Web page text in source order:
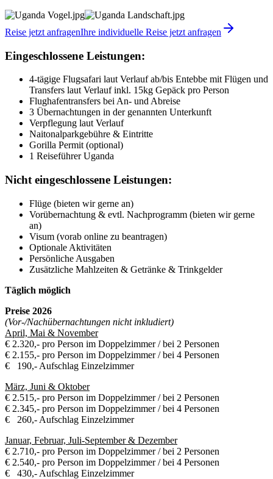
Reise jetzt anfragenIhre individuelle Reise jetzt anfragen
Eingeschlossene Leistungen:
4-tägige Flugsafari laut Verlauf ab/bis Entebbe mit Flügen und
Transfers laut Verlauf inkl. 15kg Gepäck pro Person
Flughafentransfers bei An- und Abreise
3 Übernachtungen in der genannten Unterkunft
Verpflegung laut Verlauf
Naitonalparkgebühre & Eintritte
Gorilla Permit (optional)
1 Reiseführer Uganda
Nicht eingeschlossene Leistungen:
Flüge (bieten wir gerne an)
Vorübernachtung & evtl. Nachprogramm (bieten wir gerne
an)
Visum (vorab online zu beantragen)
Optionale Aktivitäten
Persönliche Ausgaben
Zusätzliche Mahlzeiten & Getränke & Trinkgelder
Täglich möglich
Preise 2026
(Vor-/Nachübernachtungen nicht inkludiert)
April, Mai & November
€ 2.320,- pro Person im Doppelzimmer / bei 2 Personen
€ 2.155,- pro Person im Doppelzimmer / bei 4 Personen
€ 190,- Aufschlag Einzelzimmer
März, Juni & Oktober
€ 2.515,- pro Person im Doppelzimmer / bei 2 Personen
€ 2.345,- pro Person im Doppelzimmer / bei 4 Personen
€ 260,- Aufschlag Einzelzimmer
Januar, Februar, Juli-September & Dezember
€ 2.710,- pro Person im Doppelzimmer / bei 2 Personen
€ 2.540,- pro Person im Doppelzimmer / bei 4 Personen
€ 430,- Aufschlag Einzelzimmer